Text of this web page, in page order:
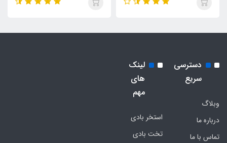
دسترسی
سریع
وبلاگ
درباره ما
تماس با ما
لینک
های
مهم
استخر بادی
تخت بادی